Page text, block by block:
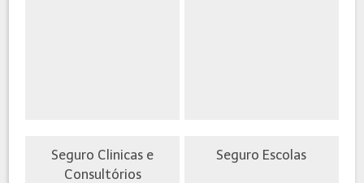
Seguro Clinicas e
Consultórios
Seguro Escolas